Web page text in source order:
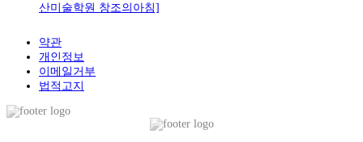
산미술학원 창조의아침]
약관
개인정보
이메일거부
법적고지